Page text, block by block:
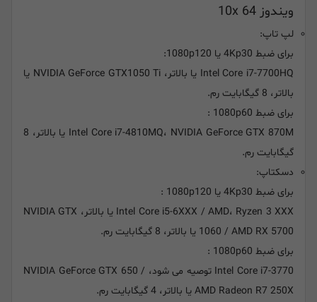
ویندوز 10x 64
لپ تاپ:
برای ضبط 4Kp30 یا 1080p120:
Intel Core i7-7700HQ یا بالاتر، NVIDIA GeForce GTX1050 Ti یا
بالاتر، 8 گیگابایت رم.
برای ضبط 1080p60 :
Intel Core i7-4810MQ، NVIDIA GeForce GTX 870M یا بالاتر، 8
گیگابایت رم.
دسکتاپ:
برای ضبط 4Kp30 یا 1080p120 :
Intel Core i5-6XXX / AMD، Ryzen 3 XXX یا بالاتر، NVIDIA GTX
1060 / AMD RX 5700 یا بالاتر، 8 گیگابایت رم.
برای ضبط 1080p60 :
Intel Core i7-3770 توصیه می شود، NVIDIA GeForce GTX 650 /
AMD Radeon R7 250X یا بالاتر، 4 گیگابایت رم.